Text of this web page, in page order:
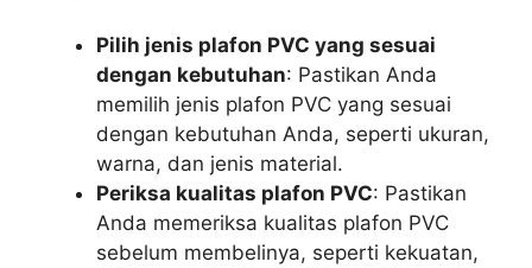
Pilih jenis plafon PVC yang sesuai
dengan kebutuhan: Pastikan Anda
memilih jenis plafon PVC yang sesuai
dengan kebutuhan Anda, seperti ukuran,
warna, dan jenis material.
Periksa kualitas plafon PVC: Pastikan
Anda memeriksa kualitas plafon PVC
sebelum membelinya, seperti kekuatan,